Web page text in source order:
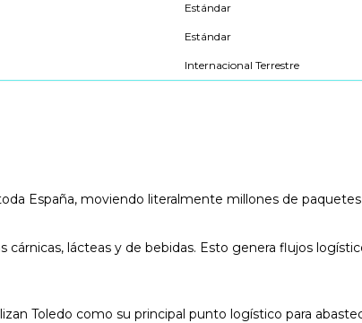
Estándar
Estándar
Internacional Terrestre
España, moviendo literalmente millones de
lácteas y de bebidas. Esto genera flujos
Toledo como su principal punto logístico para